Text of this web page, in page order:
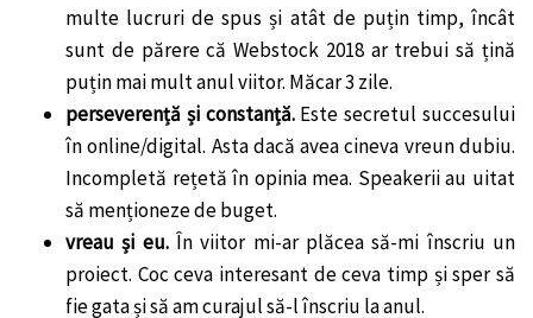
multe lucruri de spus și atât de puțin timp, încât
sunt de părere că Webstock 2018 ar trebui să țină
puțin mai mult anul viitor. Măcar 3 zile.
perseverență și constanță.Este secretul succesului
în online/digital. Asta dacă avea cineva vreun dubiu.
Incompletă rețetă în opinia mea. Speakerii au uitat
să menționeze de buget.
vreau și eu. În viitor mi-ar plăcea să-mi înscriu un
proiect. Coc ceva interesant de ceva timp și sper să
fie gata și să am curajul să-l înscriu la anul.